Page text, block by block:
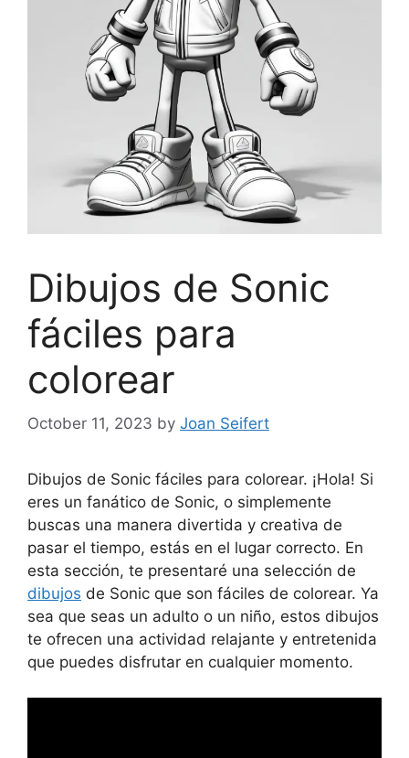
Dibujos de Sonic
fáciles para
colorear
October 11, 2023 by Joan Seifert
Dibujos de Sonic fáciles para colorear. ¡Hola! Si
eres un fanático de Sonic, o simplemente
buscas una manera divertida y creativa de
pasar el tiempo, estás en el lugar correcto. En
esta sección, te presentaré una selección de
dibujos de Sonic que son fáciles de colorear. Ya
sea que seas un adulto o un niño, estos dibujos
te ofrecen una actividad relajante y entretenida
que puedes disfrutar en cualquier momento.